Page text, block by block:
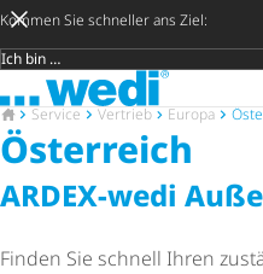
Kommen Sie schneller ans Ziel:
Zielgruppe
Zur Startseite
Zur Startseite
Service Vertrieb Europa
Österreich
ARDEX-wedi
Finden Sie schnell Ihren